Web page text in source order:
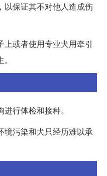
以保证其不对他人造成伤
或者使用专业犬用牵引
行体检和接种。
境污染和犬只经历难以承